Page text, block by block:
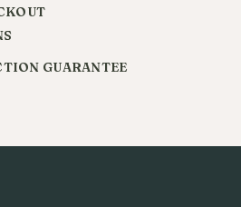
GUARANTEE